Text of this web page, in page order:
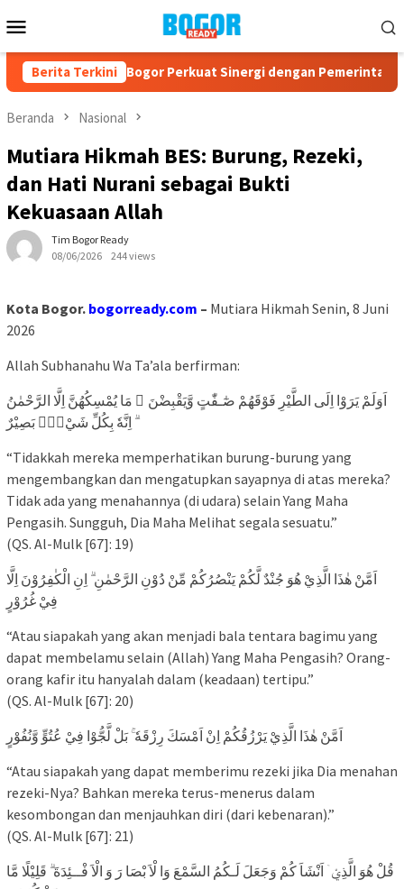
ke
Mobile
Berita Terkini
PPAD Kota Bogor Perkuat Sinergi dengan Pemerintah dan
Beranda Nasional
Mutiara Hikmah BES: Burung, Rezeki,
dan Hati Nurani sebagai Bukti
Kekuasaan Allah
Tim Bogor Ready
08/06/2026
244 views
Kota Bogor. bogorready.com – Mutiara Hikmah Senin, 8 Juni
2026
Allah Subhanahu Wa Ta’ala berfirman:
اَوَلَمْ يَرَوْا اِلَى الطَّيْرِ فَوْقَهُمْ صٰٓـفّٰتٍ وَّيَقْبِضْنَ ۘ مَا يُمْسِكُهُنَّ اِلَّا الرَّحْمٰنُ
ۗ اِنَّهٗ بِكُلِّ شَيْءٍۢ بَصِيْرٌ
“Tidakkah mereka memperhatikan burung-burung yang
mengembangkan dan mengatupkan sayapnya di atas mereka?
Tidak ada yang menahannya (di udara) selain Yang Maha
Pengasih. Sungguh, Dia Maha Melihat segala sesuatu.”
(QS. Al-Mulk [67]: 19)
اَمَّنْ هٰذَا الَّذِيْ هُوَ جُنْدٌ لَّكُمْ يَنْصُرُكُمْ مِّنْ دُوْنِ الرَّحْمٰنِ ۗ اِنِ الْكٰفِرُوْنَ اِلَّا
فِيْ غُرُوْرٍ
“Atau siapakah yang akan menjadi bala tentara bagimu yang
dapat membelamu selain (Allah) Yang Maha Pengasih? Orang-
orang kafir itu hanyalah dalam (keadaan) tertipu.”
(QS. Al-Mulk [67]: 20)
اَمَّنْ هٰذَا الَّذِيْ يَرْزُقُكُمْ اِنْ اَمْسَكَ رِزْقَهٗ ۚ بَلْ لَّجُّوْا فِيْ عُتُوٍّ وَّنُفُوْرٍ
“Atau siapakah yang dapat memberimu rezeki jika Dia menahan
rezeki-Nya? Bahkan mereka terus-menerus dalam
kesombongan dan menjauhkan diri (dari kebenaran).”
(QS. Al-Mulk [67]: 21)
قُلْ هُوَ الَّذِيْۤ اَنْشَاَ كُمْ وَجَعَلَ لَـكُمُ السَّمْعَ وَا لْاَ بْصَا رَ وَ الْاَ فْــئِدَةَ ۗ قَلِيْلًا مَّا